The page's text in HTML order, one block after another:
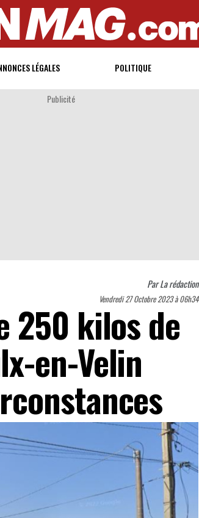
LÉGALES POLITIQUE
Publicité
ParLa rédaction
Vendredi 27 Octobre 2023 à 06h34
250 kilos de
en-Velin